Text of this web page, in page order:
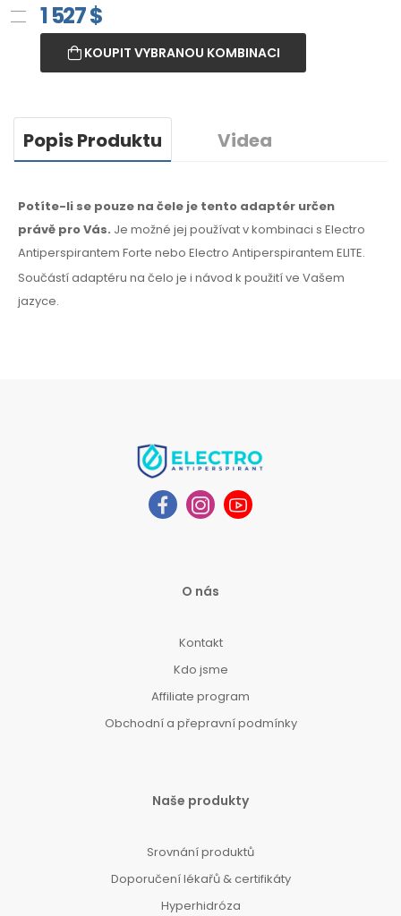
1 527$
KOUPIT VYBRANOU KOMBINACI
Popis Produktu Videa
Potíte-li se pouze na čele je tento adaptér určen
právě pro Vás. Je možné jej používatv kombinaci s Electro
Antiperspirantem Forte nebo Electro Antiperspirantem ELITE.
Součástí adaptéru na čelo je i návod k použitíve Vašem
jazyce.
O nás
Kontakt
Kdo jsme
Affiliate program
Obchodní a přepravní podmínky
Naše produkty
Srovnání produktů
Doporučení lékařů & certifikáty
Hyperhidróza